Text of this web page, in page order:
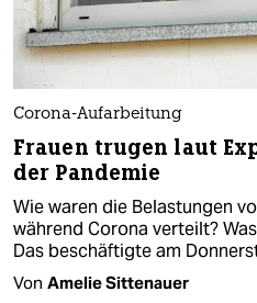
Corona-Aufarbeitung
Frauen trugen laut
der Pandemie
Wie waren die Belastungen
während Corona verteilt?
Das beschäftigte am
Von Amelie Sittenauer